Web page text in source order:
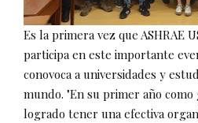
Es la primera vez que ASHRAE
participa en este importante
conovoca a universidades y
mundo. "En su primer año
logrado tener una efectiva